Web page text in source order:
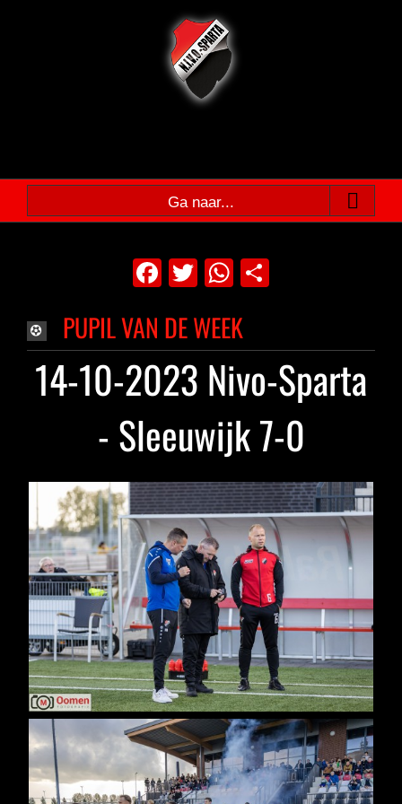
naar
inhoud
Ga naar...
Facebook
TwitterWhatsApp
PUPIL VAN DE WEEK
14-10-2023 Nivo-Sparta
- Sleeuwijk 7-0